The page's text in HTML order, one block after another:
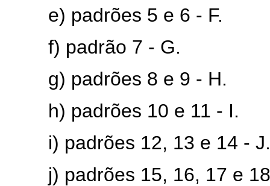
e) padrões 5 e 6 - F.
f) padrão 7 - G.
g) padrões 8 e 9 - H.
h) padrões 10 e 11 - I.
i) padrões 12, 13 e 14 - J.
j) padrões 15, 16, 17 e